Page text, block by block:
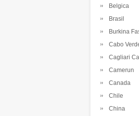
Belgica
Brasil
Burkina
Cabo
Cagliari
Camerun
Canada
Chile
China